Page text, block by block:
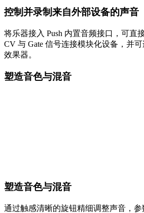
控制并录制来自外部设备的声音
将乐器接入 Push 内置音频接口，可直
CV 与 Gate 信号连接模块化设备，并
效果器。
塑造音色与混音
塑造音色与混音
通过触感清晰的旋钮精细调整声音，